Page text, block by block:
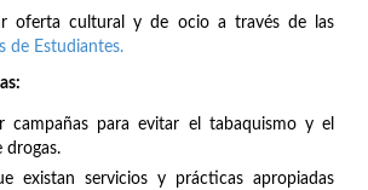
oferta cultural y de ocio a través de las
de Estudiantes.
campañas para evitar el tabaquismo y el
drogas.
existan servicios y prácticas apropiadas